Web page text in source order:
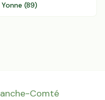
Yonne (89)
Comté